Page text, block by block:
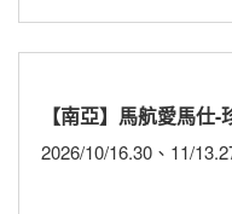
【南亞】馬航愛馬仕
2026/10/16.30、11/